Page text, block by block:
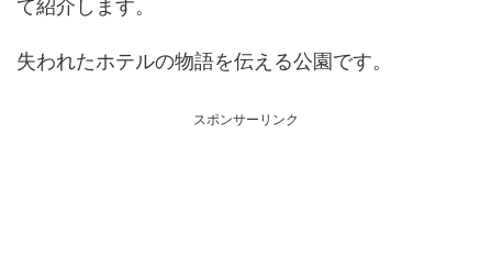
失われたホテルの物語を伝える公園です。
スポンサーリンク